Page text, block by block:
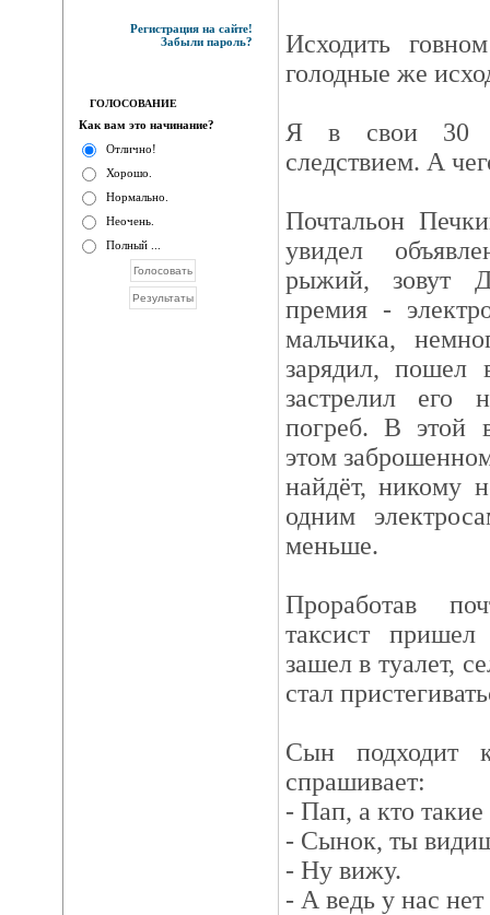
Регистрация на сайте!
Забыли пароль?
ГОЛОСОВАНИЕ
Как вам это начинание?
Отлично!
Хорошо.
Нормально.
Неочень.
Полный ...
Исходить
голодные же
Я в свои 30
следствием. А
Почтальон
увидел
рыжий, зовут
премия -
мальчика,
зарядил,
застрелил его
погреб. В этой
этом
найдёт, никому
одним
меньше.
Проработав
таксист
зашел в туалет,
стал
Сын подходит
спрашивает:
- Пап, а кто
- Сынок, ты
- Ну вижу.
- А ведь у нас